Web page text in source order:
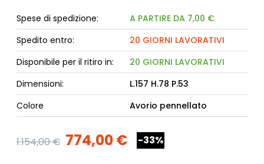
Spese di spedizione:
A PARTIRE DA 7,00 €
Spedito entro:
20 GIORNI LAVORATIVI
Disponibile per il ritiro in:
20 GIORNI LAVORATIVI
Dimensioni:
L.157 H.78 P.53
Colore
Avorio pennellato
1.154,00 € 774,00 € -33%